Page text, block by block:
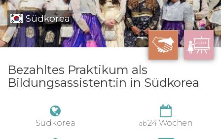
Südkorea
Bezahltes Praktikum als
Bildungsassistent:in in Südkorea
Südkorea ab24 Wochen